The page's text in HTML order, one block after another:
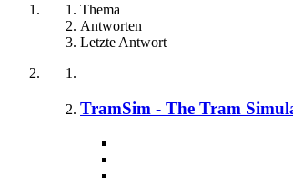
Thema
Antworten
Letzte Antwort
TramSim - The Tram